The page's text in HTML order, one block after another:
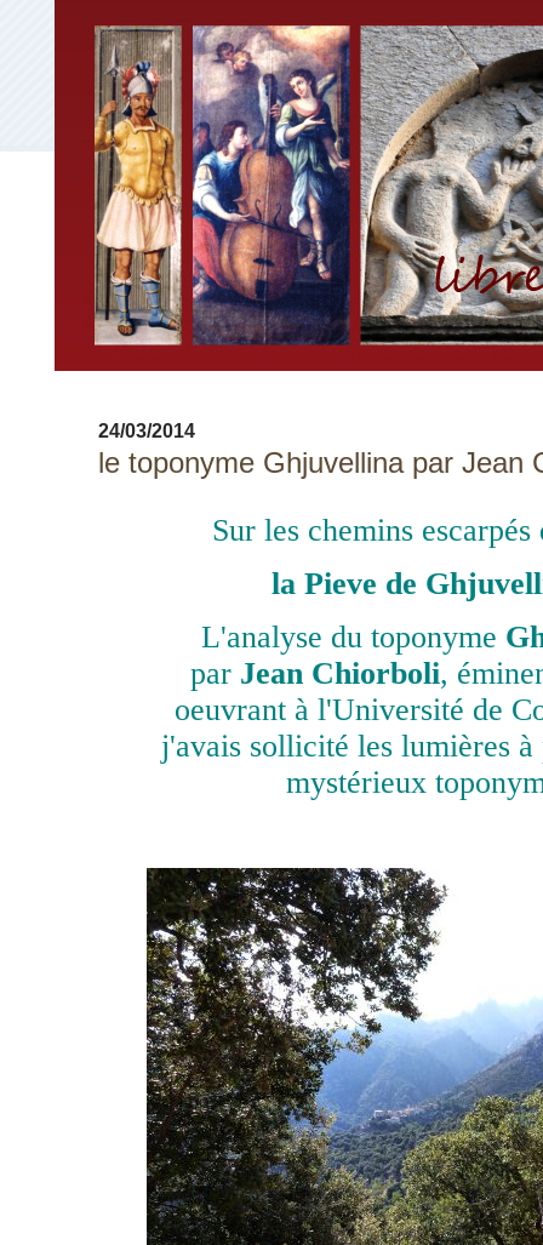
24/03/2014
le toponyme Ghjuvellina par Jean
Sur les chemins
la Pieve de
L'analyse du toponyme
parJean Chiorboli,
oeuvrant à l'Université de
j'avais sollicité les lumières à
mystérieux